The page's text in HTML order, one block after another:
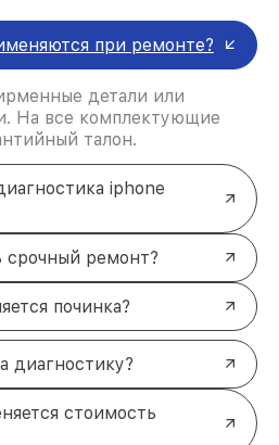
при ремонте?
детали или
На все комплектующие
талон.
iphone
срочный ремонт?
починка?
диагностику?
стоимость